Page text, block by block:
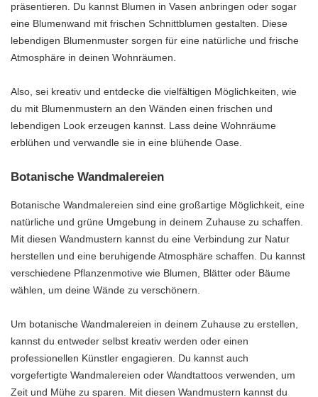
präsentieren. Du kannst Blumen in Vasen anbringen oder sogar
eine Blumenwand mit frischen Schnittblumen gestalten. Diese
lebendigen Blumenmuster sorgen für eine natürliche und frische
Atmosphäre in deinen Wohnräumen.
Also, sei kreativ und entdecke die vielfältigen Möglichkeiten, wie
du mit Blumenmustern an den Wänden einen frischen und
lebendigen Look erzeugen kannst. Lass deine Wohnräume
erblühen und verwandle sie in eine blühende Oase.
Botanische Wandmalereien
Botanische Wandmalereien sind eine großartige Möglichkeit, eine
natürliche und grüne Umgebung in deinem Zuhause zu schaffen.
Mit diesen Wandmustern kannst du eine Verbindung zur Natur
herstellen und eine beruhigende Atmosphäre schaffen. Du kannst
verschiedene Pflanzenmotive wie Blumen, Blätter oder Bäume
wählen, um deine Wände zu verschönern.
Um botanische Wandmalereien in deinem Zuhause zu erstellen,
kannst du entweder selbst kreativ werden oder einen
professionellen Künstler engagieren. Du kannst auch
vorgefertigte Wandmalereien oder Wandtattoos verwenden, um
Zeit und Mühe zu sparen. Mit diesen Wandmustern kannst du